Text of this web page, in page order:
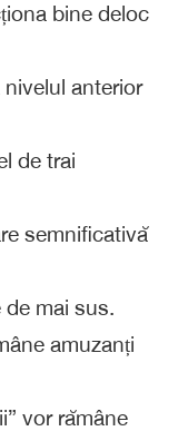
bine deloc
anterior
de trai
semnificativă
de mai sus.
amuzanți
vor rămâne